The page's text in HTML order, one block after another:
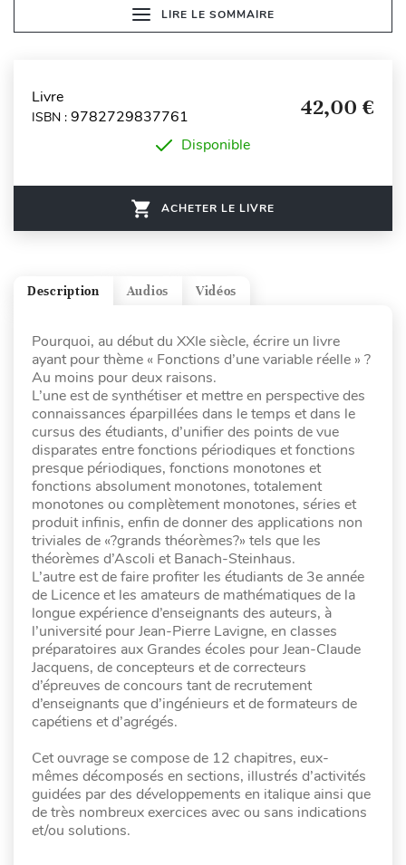
LIRE LE SOMMAIRE
Livre
ISBN : 9782729837761 42,00 €
Disponible
ACHETER LE LIVRE
Vidéos
Audios
Description
Pourquoi, au début du XXIe siècle, écrire un livre
ayant pour thème « Fonctions d’une variable réelle » ?
Au moins pour deux raisons.
L’une est de synthétiser et mettre en perspective des
connaissances éparpillées dans le temps et dans le
cursus des étudiants, d’unifier des points de vue
disparates entre fonctions périodiques et fonctions
presque périodiques, fonctions monotones et
fonctions absolument monotones, totalement
monotones ou complètement monotones, séries et
produit infinis, enfin de donner des applications non
triviales de «?grands théorèmes?» tels que les
théorèmes d’Ascoli et Banach-Steinhaus.
L’autre est de faire profiter les étudiants de 3e année
de Licence et les amateurs de mathématiques de la
longue expérience d’enseignants des auteurs, à
l’université pour Jean-Pierre Lavigne, en classes
préparatoires aux Grandes écoles pour Jean-Claude
Jacquens, de concepteurs et de correcteurs
d’épreuves de concours tant de recrutement
d’enseignants que d’ingénieurs et de formateurs de
capétiens et d’agrégés.
Cet ouvrage se compose de 12 chapitres, eux-
mêmes décomposés en sections, illustrés d’activités
guidées par des développements en italique ainsi que
de très nombreux exercices avec ou sans indications
et/ou solutions.